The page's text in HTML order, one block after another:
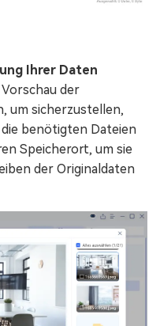
Ihrer Daten
Vorschau der
um sicherzustellen,
die benötigten Dateien
Speicherort, um sie
der Originaldaten